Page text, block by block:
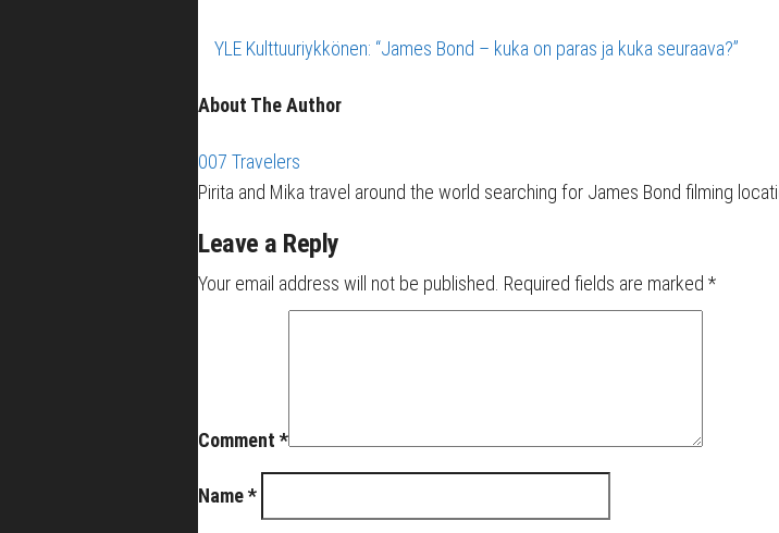
YLE Kulttuuriykkönen: “James Bond – kuka on paras ja kuka seuraava?”
About The Author
007 Travelers
Pirita and Mika travel around the world searching for James Bond filming
Leave a Reply
Your email address will not be published. Required fields are marked *
Comment *
Name*